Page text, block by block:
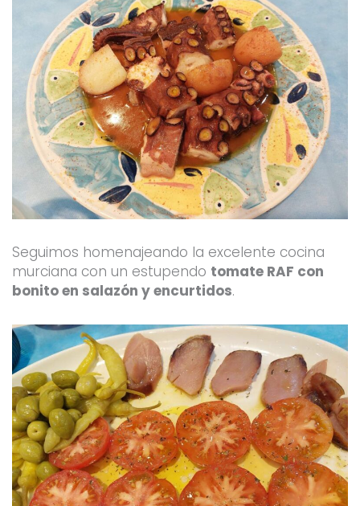
Seguimos homenajeando la excelente cocina
murciana con un estupendo tomate RAF con
bonito en salazón y encurtidos.